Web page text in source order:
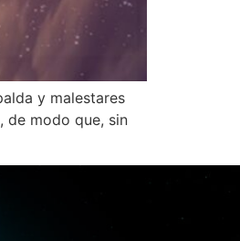
y malestares
de modo que, sin